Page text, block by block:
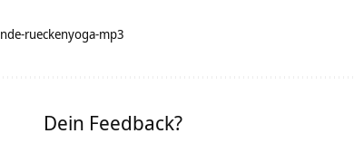
rueckenyoga-mp3
Dein Feedback?